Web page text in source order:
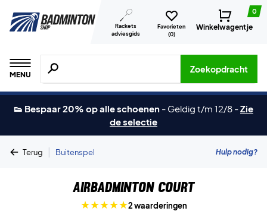
Rackets
adviesgids
Favorieten
(0)
0
Winkelwagentje
MENU
Zoeken naar producten, merken etc.
Zoekopdracht
👟 Bespaar 20% op alle schoenen - Geldig t/m 12/8 -Zie
de selectie
Terug | Buitenspel Hulp nodig?
AirBadminton Court
2 waarderingen